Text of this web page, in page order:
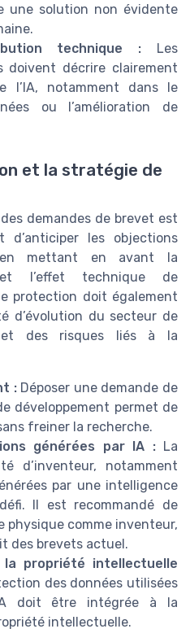
une solution non évidente
technique : Les
doivent décrire clairement
l’IA, notamment dans le
ou l’amélioration de
et la stratégie de
demandes de brevet est
d’anticiper les objections
en mettant en avant la
l’effet technique de
protection doit également
d’évolution du secteur de
et des risques liés à la
:Déposer une demande de
développement permet de
freiner la recherche.
générées par IA :La
d’inventeur, notamment
par une intelligence
Il est recommandé de
physique comme inventeur,
des brevets actuel.
propriété intellectuelle
des données utilisées
doit être intégrée à la
intellectuelle.